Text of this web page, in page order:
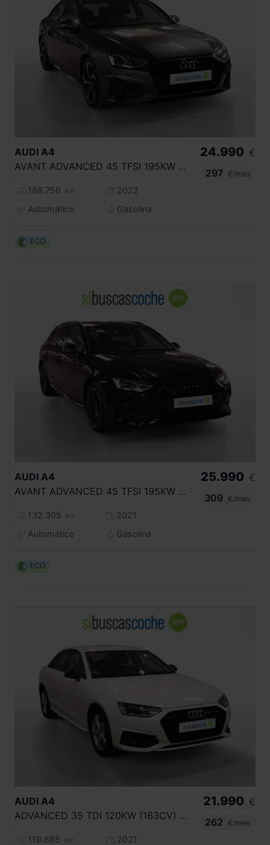
AUDI A4
AVANT ADVANCED 45 TFSI 195KW QUATT S TRO
188.756 km
2022
Automático
Gasolina
24.990 €
297
€/mes
ECO
AUDI A4
AVANT ADVANCED 45 TFSI 195KW QUATT S TRO
132.305 km
2021
Automático
Gasolina
25.990 €
309
€/mes
ECO
AUDI A4
ADVANCED 35 TDI 120KW (163CV) S TRONIC
119.685 km
2021
21.990 €
262
€/mes